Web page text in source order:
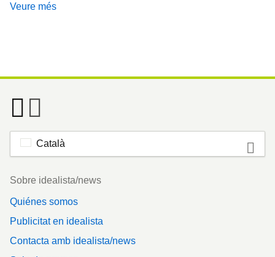
Veure més
Català
Footer
Sobre idealista/news
Quiénes somos
Publicitat en idealista
Contacta amb idealista/news